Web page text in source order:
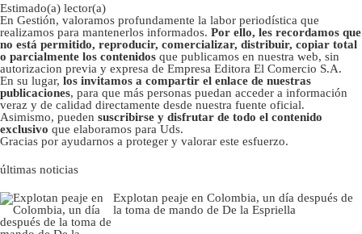
Estimado(a) lector(a)
En Gestión, valoramos profundamente la labor periodística que
realizamos para mantenerlos informados. Por ello, les recordamos que
no está permitido, reproducir, comercializar, distribuir, copiar total
o parcialmente los contenidos que publicamos en nuestra web, sin
autorizacion previa y expresa de Empresa Editora El Comercio S.A.
En su lugar, los invitamos a compartir el enlace de nuestras
publicaciones, para que más personas puedan acceder a información
veraz y de calidad directamente desde nuestra fuente oficial.
Asimismo, pueden suscribirse y disfrutar de todo el contenido
exclusivo que elaboramos para Uds.
Gracias por ayudarnos a proteger y valorar este esfuerzo.
últimas noticias
Explotan peaje en Colombia, un día después de
la toma de mando de De la Espriella